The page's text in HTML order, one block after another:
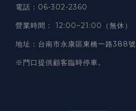
電話 ：06-302-2360
營業時間 ： 12:00~21:00（無休）
地址 ：台南市永康區東橋一路388號
※門口提供顧客臨時停車。